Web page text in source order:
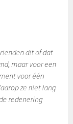
dit of dat
maar voor een
voor één
ze niet lang
redenering